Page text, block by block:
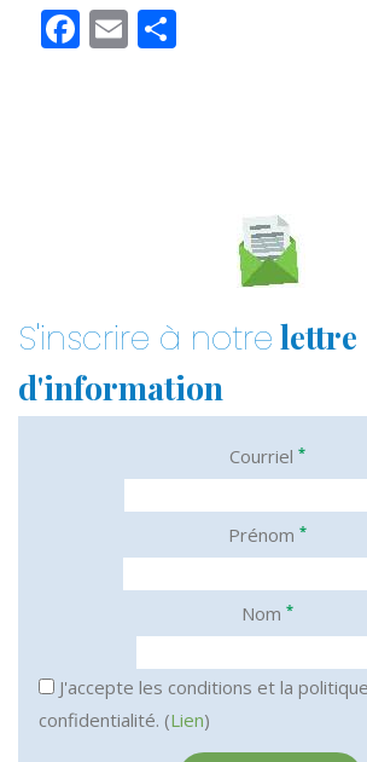
Facebook
Email
S'inscrire à notrelettre
d'information
Courriel *
Prénom *
Nom *
J'accepte les conditions et la
confidentialité. (Lien)